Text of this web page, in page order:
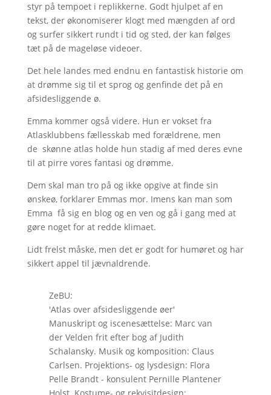
styr på tempoet i replikkerne. Godt hjulpet af en
tekst, der økonomiserer klogt med mængden af ord
og surfer sikkert rundt i tid og sted, der kan følges
tæt på de mageløse videoer.
Det hele landes med endnu en fantastisk historie om
at drømme sig til et sprog og genfinde det på en
afsidesliggende ø.
Emma kommer også videre. Hun er vokset fra
Atlasklubbens fællesskab med forældrene, men
de skønne atlas holde hun stadig af med deres evne
til at pirre vores fantasi og drømme.
Dem skal man tro på og ikke opgive at finde sin
ønskeø, forklarer Emmas mor. Imens kan man som
Emma få sig en blog og en ven og gå i gang med at
gøre noget for at redde klimaet.
Lidt frelst måske, men det er godt for humøret og har
sikkert appel til jævnaldrende.
ZeBU:
'Atlas over afsidesliggende øer'
Manuskript og iscenesættelse: Marc van
der Velden frit efter bog af Judith
Schalansky. Musik og komposition: Claus
Carlsen. Projektions- og lysdesign: Flora
Pelle Brandt - konsulent Pernille Plantener